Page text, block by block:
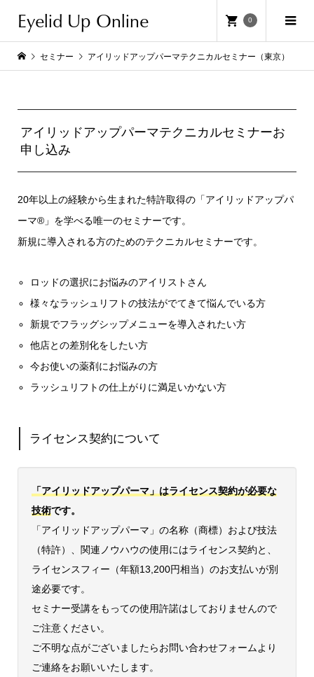
Eyelid Up Online 0
セミナー アイリッドアップパーマテクニカルセミナー（東京）
アイリッドアップパーマテクニカルセミナーお
申し込み
20年以上の経験から生まれた特許取得の「アイリッドアップパ
ーマ®」を学べる唯一のセミナーです。
新規に導入される方のためのテクニカルセミナーです。
ロッドの選択にお悩みのアイリストさん
様々なラッシュリフトの技法がでてきて悩んでいる方
新規でフラッグシップメニューを導入されたい方
他店との差別化をしたい方
今お使いの薬剤にお悩みの方
ラッシュリフトの仕上がりに満足いかない方
ライセンス契約について
「アイリッドアップパーマ」はライセンス契約が必要な
技術です。
「アイリッドアップパーマ」の名称（商標）および技法
（特許）、関連ノウハウの使用にはライセンス契約と、
ライセンスフィー（年額13,200円相当）のお支払いが別
途必要です。
セミナー受講をもっての使用許諾はしておりませんので
ご注意ください。
ご不明な点がございましたらお問い合わせフォームより
ご連絡をお願いいたします。